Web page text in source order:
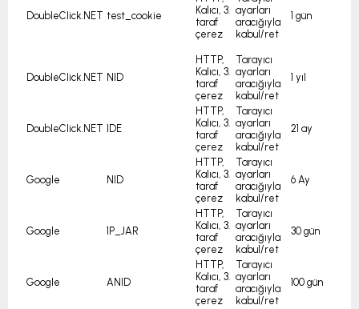
DoubleClick.NET test_cookie
Kalıcı, 3.
taraf
çerez
ayarları
aracığıyla
kabul/ret
1 gün
DoubleClick.NET NID
HTTP,
Kalıcı, 3.
taraf
çerez
Tarayıcı
ayarları
aracığıyla
kabul/ret
1 yıl
DoubleClick.NET IDE
HTTP,
Kalıcı, 3.
taraf
çerez
Tarayıcı
ayarları
aracığıyla
kabul/ret
21 ay
Google NID
HTTP,
Kalıcı, 3.
taraf
çerez
Tarayıcı
ayarları
aracığıyla
kabul/ret
6 Ay
Google 1P_JAR
HTTP,
Kalıcı, 3.
taraf
çerez
Tarayıcı
ayarları
aracığıyla
kabul/ret
30 gün
Google ANID
HTTP,
Kalıcı, 3.
taraf
çerez
Tarayıcı
ayarları
aracığıyla
kabul/ret
100 gün